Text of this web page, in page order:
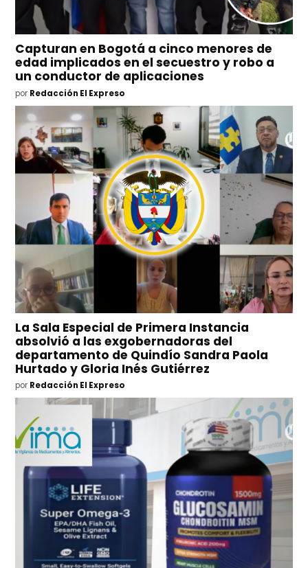
Capturan en Bogotá a cinco menores de
edad implicados en el secuestro y robo a
un conductor de aplicaciones
por Redacción El Expreso
La Sala Especial de Primera Instancia
absolvió a las exgobernadoras del
departamento de Quindío Sandra Paola
Hurtado y Gloria Inés Gutiérrez
por Redacción El Expreso